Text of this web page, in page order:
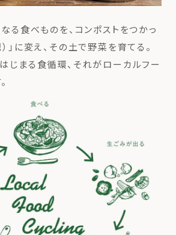
る食べものを、 コンポストをつかっ
」に変え、その土で野菜を育てる。
じまる食循環、 それがローカルフー